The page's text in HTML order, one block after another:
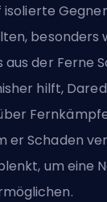
isolierte
besonders
aus der Ferne
hilft,
er Schaden
um eine